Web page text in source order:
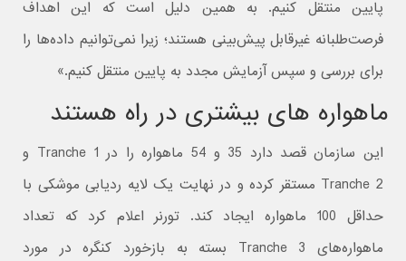
پایین منتقل کنیم. به همین دلیل است که این اهداف
فرصت‌طلبانه غیرقابل پیش‌بینی هستند؛ زیرا نمی‌توانیم داده‌ها را
برای بررسی و سپس آزمایش مجدد به پایین منتقل کنیم.»
ماهواره های بیشتری در راه هستند
این سازمان قصد دارد 35 و 54 ماهواره را در Tranche 1 و
Tranche 2 مستقر کرده و در نهایت یک لایه ردیابی موشکی با
حداقل 100 ماهواره ایجاد کند. تورنر اعلام کرد که تعداد
ماهواره‌های Tranche 3 بسته به بازخورد کنگره در مورد